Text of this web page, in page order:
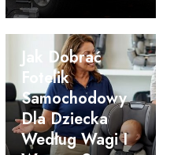
Jak Dobrać
Fotelik
Samochodowy
Dla Dziecka
Według Wagi I